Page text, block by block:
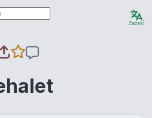
Zazakî